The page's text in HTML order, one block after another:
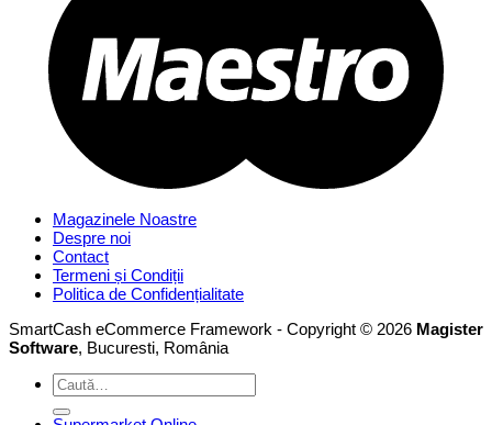
Magazinele Noastre
Despre noi
Contact
Termeni și Condiții
Politica de Confidențialitate
SmartCash eCommerce Framework - Copyright © 2026 Magister
Software, Bucuresti, România
Caută
după: